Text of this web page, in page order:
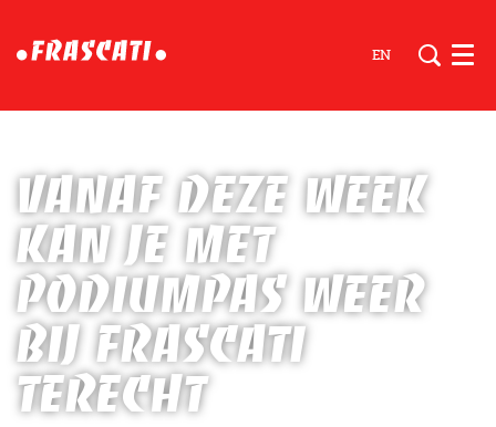
EN
Vanaf deze week
kan je met
Podiumpas weer
bij Frascati
terecht